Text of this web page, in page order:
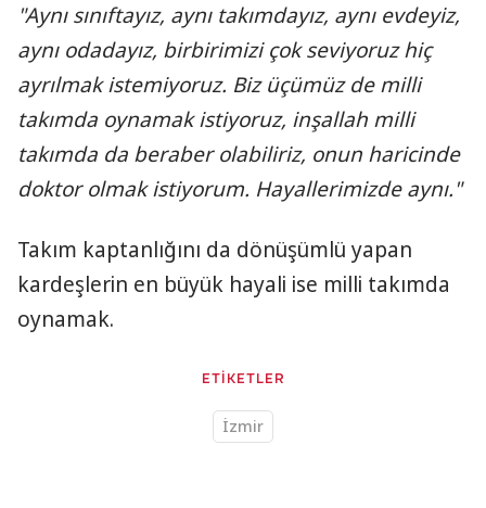
"Aynı sınıftayız, aynı takımdayız, aynı evdeyiz,
aynı odadayız, birbirimizi çok seviyoruz hiç
ayrılmak istemiyoruz. Biz üçümüz de milli
takımda oynamak istiyoruz, inşallah milli
takımda da beraber olabiliriz, onun haricinde
doktor olmak istiyorum. Hayallerimizde aynı."
Takım kaptanlığını da dönüşümlü yapan
kardeşlerin en büyük hayali ise milli takımda
oynamak.
ETİKETLER
İzmir